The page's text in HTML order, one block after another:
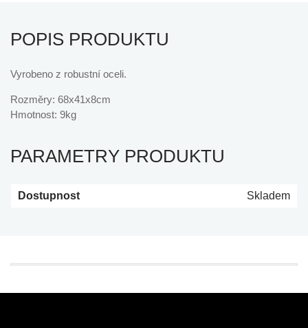
POPIS PRODUKTU
Vyrobeno z robustní oceli.
Rozměry: 68x41x8cm
Hmotnost: 9kg
PARAMETRY PRODUKTU
Dostupnost Skladem